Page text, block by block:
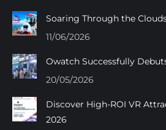
Soaring Through the
11/06/2026
Owatch Successfully
20/05/2026
Discover High-ROI VR
2026